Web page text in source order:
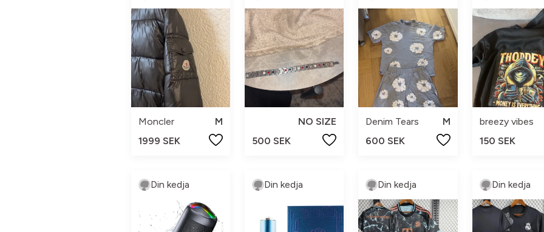
Moncler
M
1999 SEK
NO SIZE
500 SEK
Denim Tears
M
600 SEK
breezy vibes
150 SEK
Din kedja Din kedja Din kedja Din kedja